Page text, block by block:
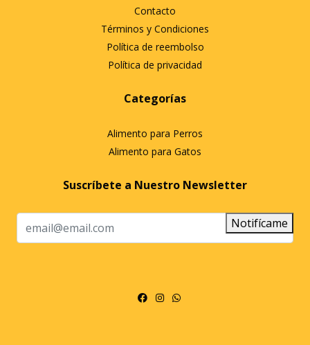
Contacto
Términos y Condiciones
Política de reembolso
Política de privacidad
Categorías
Alimento para Perros
Alimento para Gatos
Suscríbete a Nuestro Newsletter
Notifícame